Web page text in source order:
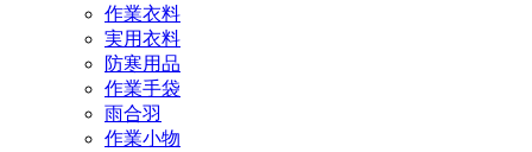
作業衣料
実用衣料
防寒用品
作業手袋
雨合羽
作業小物